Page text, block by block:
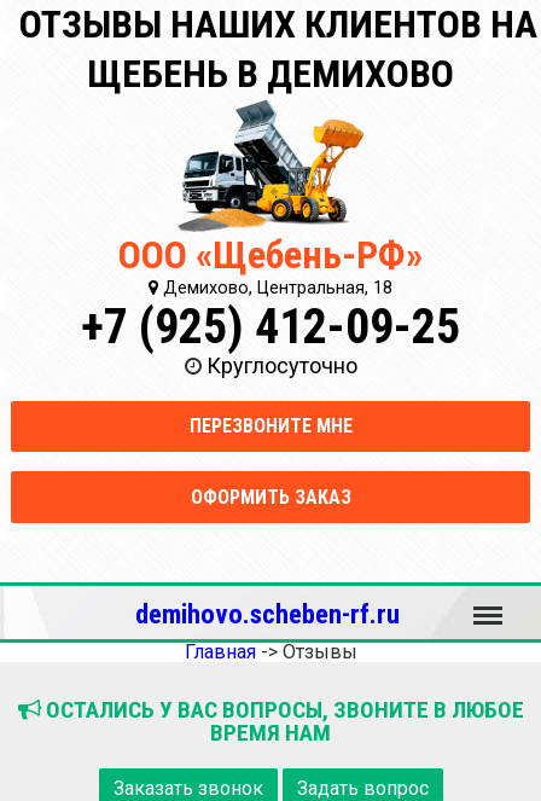
ОТЗЫВЫ НАШИХ КЛИЕНТОВ НА
ЩЕБЕНЬ В ДЕМИХОВО
ООО «Щебень-РФ»
Демихово, Центральная, 18
+7 (925) 412-09-25
Круглосуточно
ПЕРЕЗВОНИТЕ МНЕ
ОФОРМИТЬ ЗАКАЗ
demihovo.scheben-rf.ru Меню
Главная-> Отзывы
ОСТАЛИСЬ У ВАС ВОПРОСЫ, ЗВОНИТЕ В ЛЮБОЕ
ВРЕМЯ НАМ
Заказать звонок Задать вопрос